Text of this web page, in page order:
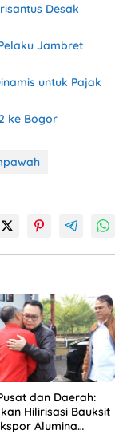
Desak
Jambret
untuk Pajak
ke Bogor
dan Daerah:
Hilirisasi Bauksit
Alumina